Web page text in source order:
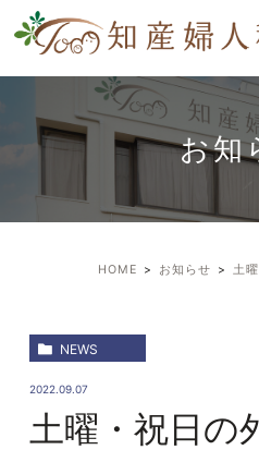
お知
HOME お知らせ 土
NEWS
2022.09.07
土曜・祝日の